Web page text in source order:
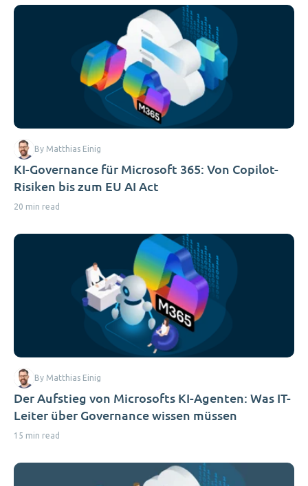
KI-Governance für Microsoft 365: Von Copilot-
Risiken bis zum EU AI Act
20 min read
By Matthias Einig
Der Aufstieg von Microsofts KI-Agenten: Was IT-
Leiter über Governance wissen müssen
15 min read
By Matthias Einig